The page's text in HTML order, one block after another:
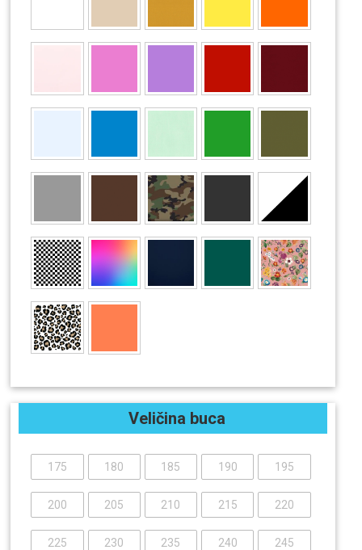
Veličina buca
175 180 185 190 195
200 205 210 215 220
225 230 235 240 245